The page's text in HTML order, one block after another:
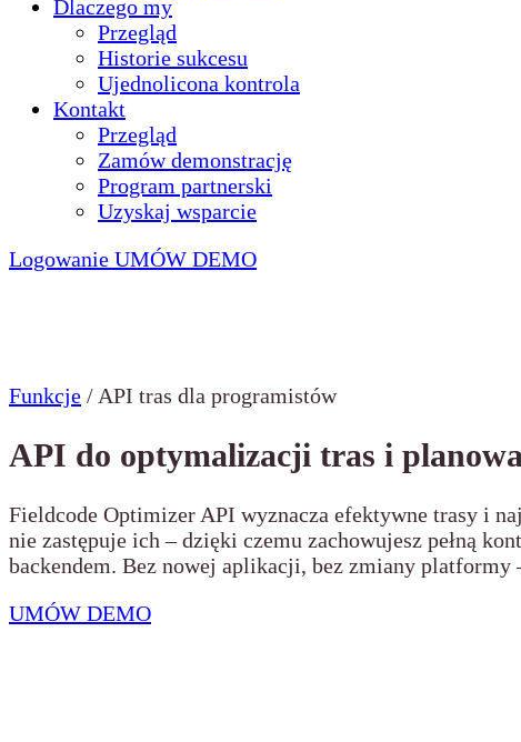
Dlaczego my
Przegląd
Historie sukcesu
Ujednolicona kontrola
Kontakt
Przegląd
Zamów demonstrację
Program partnerski
Uzyskaj wsparcie
Logowanie UMÓW DEMO
Funkcje / API tras dla programistów
API do optymalizacji tras i
Fieldcode Optimizer API wyznacza efektywne trasy i
nie zastępuje ich – dzięki czemu zachowujesz pełną
backendem. Bez nowej aplikacji, bez zmiany platformy
UMÓW DEMO